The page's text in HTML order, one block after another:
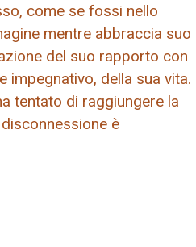
come se fossi nello
mentre abbraccia suo
del suo rapporto con
impegnativo, della sua vita.
tentato di raggiungere la
è